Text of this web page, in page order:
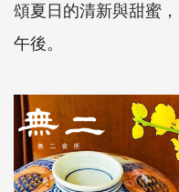
頌夏日的清新與甜蜜
午後。